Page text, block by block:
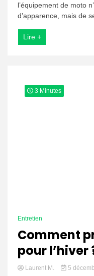
l’équipement de moto
d’apparence, mais de
Lire +
3 Minutes
Entretien
Comment
pour l’hiver
Laurent M. 5